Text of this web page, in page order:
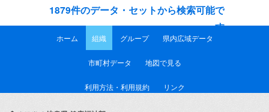
1879件のデータ・セットから検索可能で
す
ホーム 組織 グループ 県内広域データ
市町村データ 地図で見る
利用方法・利用規約 リンク